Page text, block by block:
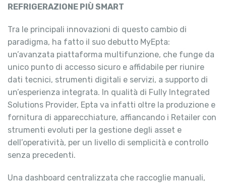
REFRIGERAZIONE PIÙ SMART
Tra le principali innovazioni di questo cambio di
paradigma, ha fatto il suo debutto MyEpta:
un’avanzata piattaforma multifunzione, che funge da
unico punto di accesso sicuro e affidabile per riunire
dati tecnici, strumenti digitali e servizi, a supporto di
un’esperienza integrata. In qualità di Fully Integrated
Solutions Provider, Epta va infatti oltre la produzione e
fornitura di apparecchiature, affiancando i Retailer con
strumenti evoluti per la gestione degli asset e
dell’operatività, per un livello di semplicità e controllo
senza precedenti.
Una dashboard centralizzata che raccoglie manuali,